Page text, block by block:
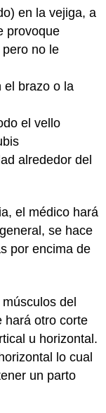
en la vejiga, a
provoque
no le
el brazo o la
el vello
alrededor del
el médico hará
se hace
por encima de
del
hará otro corte
u horizontal.
lo cual
un parto